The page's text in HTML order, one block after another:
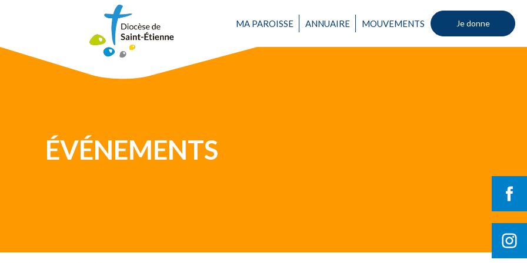
MA PAROISSE ANNUAIRE MOUVEMENTS Je donne
Une personne Un mouvement
ÉVÉNEMENTS